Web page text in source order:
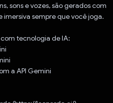
sons e vozes, são gerados com
imersiva sempre que você joga.
tecnologia de IA:
a API Gemini